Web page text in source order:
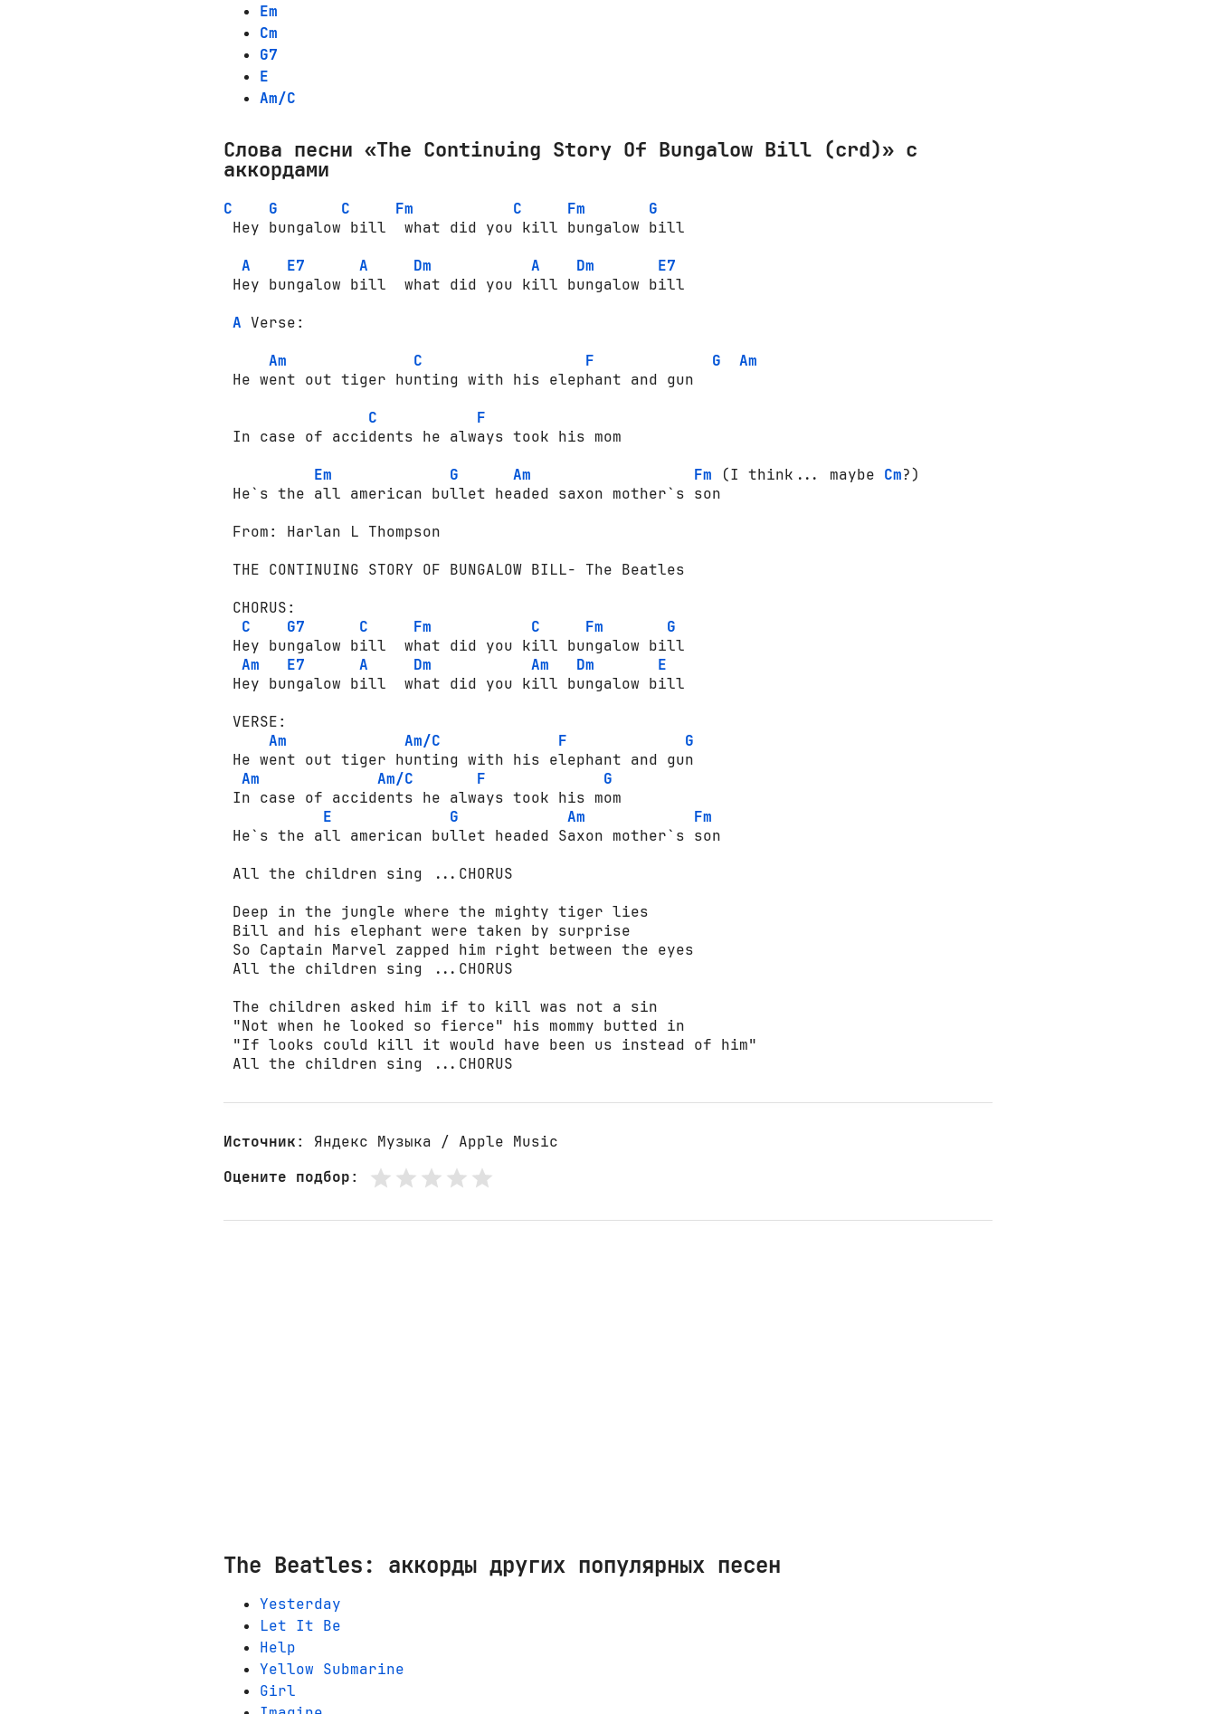
Em
Cm
G7
E
Am/C
Слова песни «The Continuing Story Of Bungalow Bill (crd)» с
аккордами
C G C Fm C Fm
G
Hey bungalow bill  what did you kill bungalow bill
A
E7 A Dm A Dm
E7
Hey bungalow bill  what did you kill bungalow bill
A Verse:
Am
C F G
Am
He went out tiger hunting with his elephant and gun
C
F
In case of accidents he always took his mom
Em
G Am Fm (I think... maybe Cm?)
He`s the all american bullet headed saxon mother`s son
From: Harlan L Thompson
THE CONTINUING STORY OF BUNGALOW BILL- The Beatles
CHORUS:
C
G7 C Fm C Fm
G
Hey bungalow bill  what did you kill bungalow bill
Am
E7 A Dm Am Dm
E
Hey bungalow bill  what did you kill bungalow bill
VERSE:
Am
Am/C F
G
He went out tiger hunting with his elephant and gun
Am
Am/C F
G
In case of accidents he always took his mom
E
G Am
Fm
He`s the all american bullet headed Saxon mother`s son
All the children sing ...CHORUS
Deep in the jungle where the mighty tiger lies
Bill and his elephant were taken by surprise
So Captain Marvel zapped him right between the eyes
All the children sing ...CHORUS
The children asked him if to kill was not a sin
"Not when he looked so fierce" his mommy butted in
"If looks could kill it would have been us instead of him"
All the children sing ...CHORUS
Источник: Яндекс Музыка / Apple Music
Оцените подбор:
The Beatles: аккорды других популярных песен
Yesterday
Let It Be
Help
Yellow Submarine
Girl